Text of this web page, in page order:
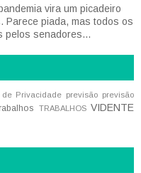
vira um picadeiro
Parece piada, mas todos os
pelos senadores...
de Privacidade previsão previsão
TRABALHOS VIDENTE